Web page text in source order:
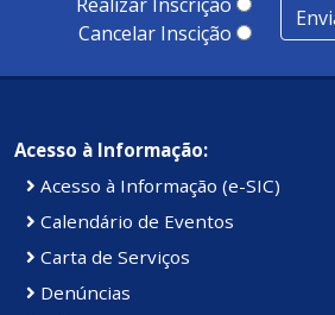
Cancelar Inscição
Acesso à Informação:
Acesso à Informação (e-SIC)
Calendário de Eventos
Carta de Serviços
Denúncias